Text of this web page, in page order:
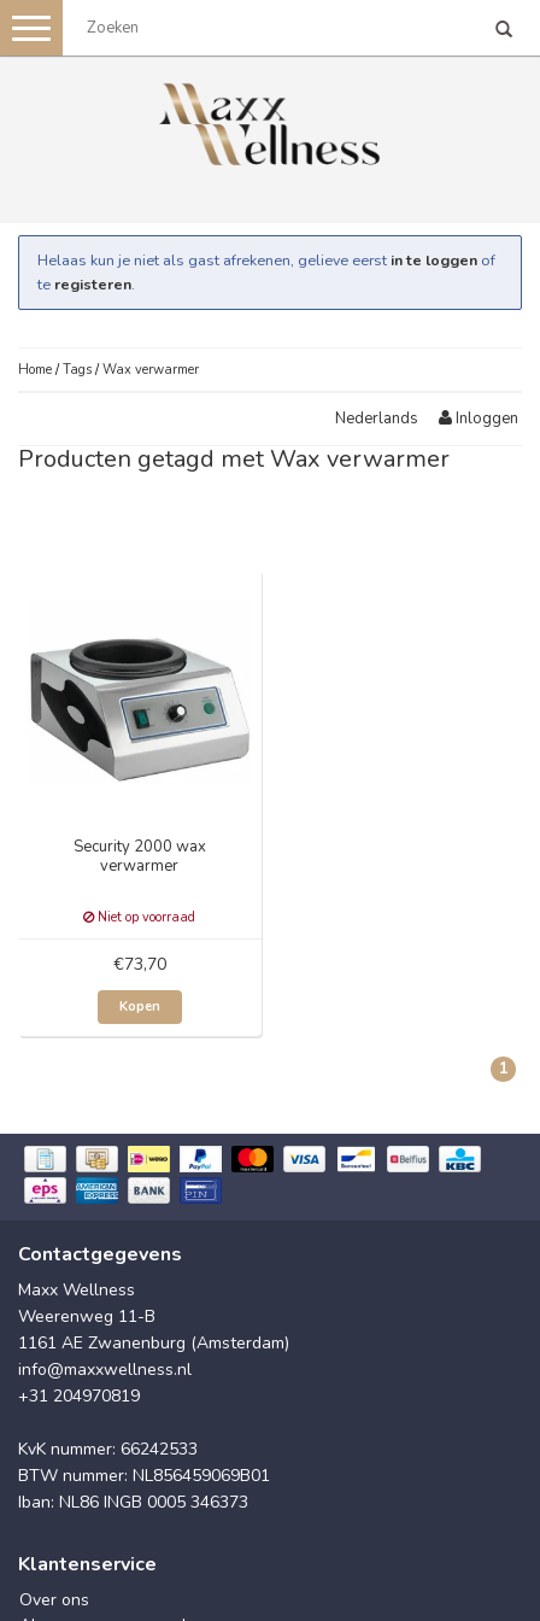
Toggle
navigation
Helaas kun je niet als gast afrekenen, gelieve eerst in te loggen of
te registeren.
Home /Tags /Wax verwarmer
Nederlands Inloggen
Producten getagd met Wax verwarmer
Security 2000 wax
verwarmer
Niet op voorraad
€73,70
Kopen
1
Contactgegevens
Maxx Wellness
Weerenweg 11-B
1161 AE Zwanenburg (Amsterdam)
info@maxxwellness.nl
+31 204970819
KvK nummer: 66242533
BTW nummer: NL856459069B01
Iban: NL86 INGB 0005 346373
Klantenservice
Over ons